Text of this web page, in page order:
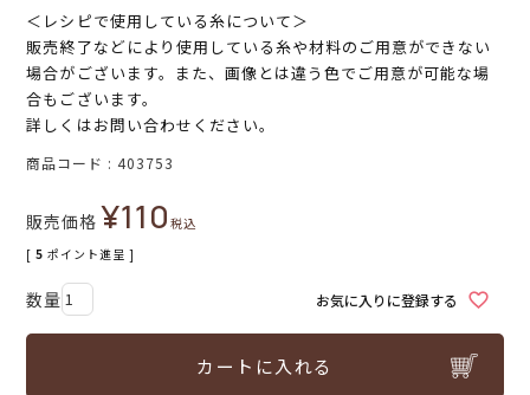
＜レシピで使用している糸について＞
販売終了などにより使用している糸や材料のご用意ができない
場合がございます。また、画像とは違う色でご用意が可能な場
合もございます。
詳しくはお問い合わせください。
商品コード 403753
販売価格 ¥110税込
[ 5 ポイント進呈 ]
お気に入りに登録する
カートに入れる